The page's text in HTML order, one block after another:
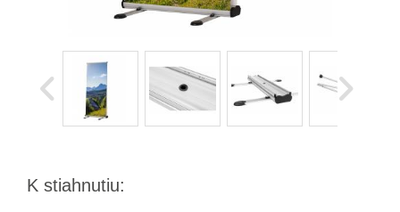
K stiahnutiu: